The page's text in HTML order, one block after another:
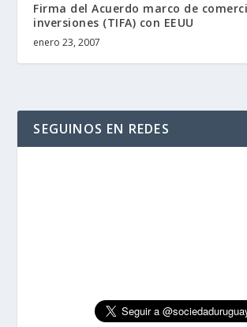
Firma del Acuerdo marco de
inversiones (TIFA) con EEUU
enero 23, 2007
SEGUINOS EN REDES